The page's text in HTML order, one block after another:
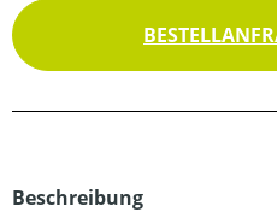
Beschreibung